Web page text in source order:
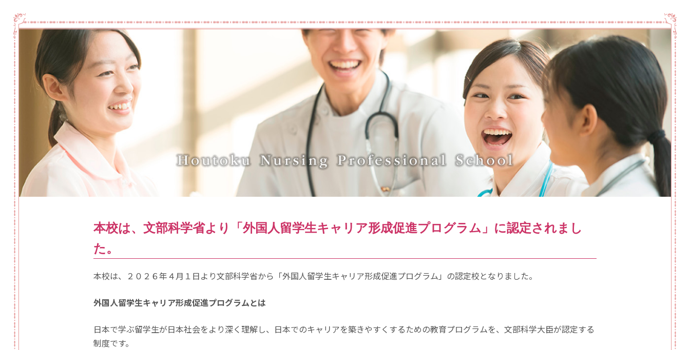
本校は、文部科学省より「外国人留学生キャリア形成促進プログラム」に認定されまし
た。
本校は、２０２６年４月１日より文部科学省から「外国人留学生キャリア形成促進プログラム」の認定校となりました。
外国人留学生キャリア形成促進プログラムとは
日本で学ぶ留学生が日本社会をより深く理解し、日本でのキャリアを築きやすくするための教育プログラムを、文部科学大臣が認定する
制度です。